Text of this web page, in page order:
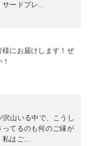
ードプレ...
様にお届けします！ぜ
山いる中で、こうし
てるのも何のご縁が
はご...